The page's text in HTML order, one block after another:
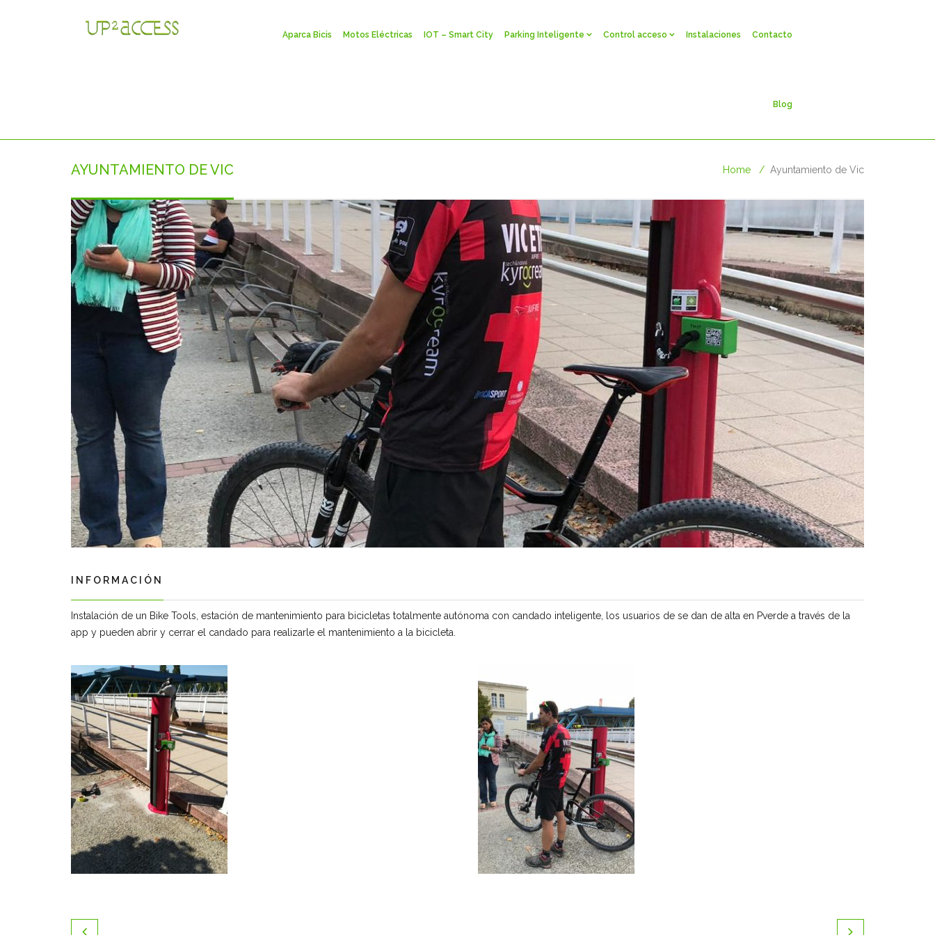
Aparca Bicis Motos Eléctricas IOT – Smart City Parking Inteligente Control acceso Instalaciones Contacto
Blog
AYUNTAMIENTO DE VIC Home Ayuntamiento de Vic
INFORMACIÓN
Instalación de un Bike Tools, estación de mantenimiento para bicicletas totalmente autónoma con candado inteligente, los usuarios de se dan de alta en Pverde a través de la
app y pueden abrir y cerrar el candado para realizarle el mantenimiento a la bicicleta.